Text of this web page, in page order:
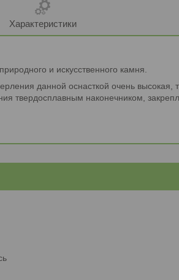
Характеристики
и искусственного камня.
данной оснасткой очень
твердосплавным наконечником,